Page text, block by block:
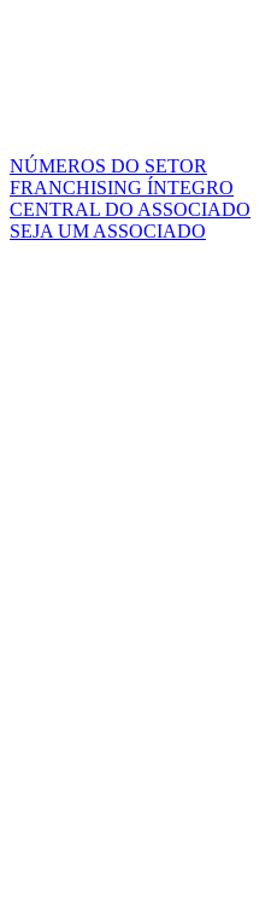
NÚMEROS DO SETOR
FRANCHISING ÍNTEGRO
CENTRAL DO ASSOCIADO
SEJA UM ASSOCIADO